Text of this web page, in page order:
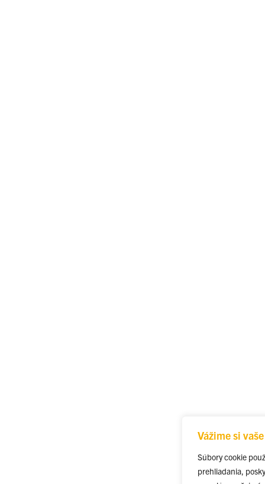
Vážime si
Súbory cookie
prehliadania,